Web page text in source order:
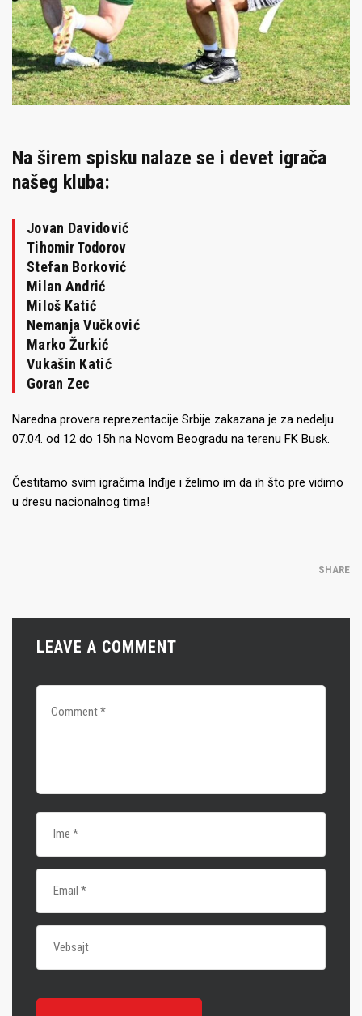
Na širem spisku nalaze se i devet igrača
našeg kluba:
Jovan Davidović
Tihomir Todorov
Stefan Borković
Milan Andrić
Miloš Katić
Nemanja Vučković
Marko Žurkić
Vukašin Katić
Goran Zec
Naredna provera reprezentacije Srbije zakazana je za nedelju
07.04. od 12 do 15h na Novom Beogradu na terenu FK Busk.
Čestitamo svim igračima Inđije i želimo im da ih što pre vidimo
u dresu nacionalnog tima!
SHARE
LEAVE A COMMENT